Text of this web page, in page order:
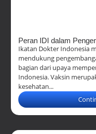
Peran IDI dalam
Ikatan Dokter Indonesia
mendukung
bagian dari upaya
Indonesia. Vaksin
kesehatan...